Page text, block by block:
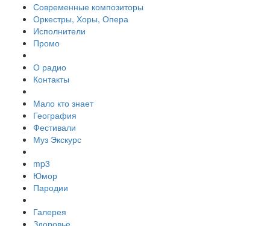
Современные композиторы
Оркестры, Хоры, Опера
Исполнители
Промо
О радио
Контакты
Мало кто знает
География
Фестивали
Муз Экскурс
mp3
Юмор
Пародии
Галерея
Здоровье